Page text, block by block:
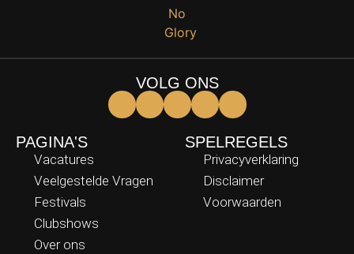
VOLG ONS
PAGINA'S
Vacatures
Veelgestelde Vragen
Festivals
Clubshows
Over ons
SPELREGELS
Privacyverklaring
Disclaimer
Voorwaarden